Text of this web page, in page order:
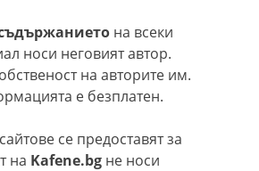
на всеки
носи неговият автор.
на авторите им.
е безплатен.
се предоставят за
на Kafene.bg не носи